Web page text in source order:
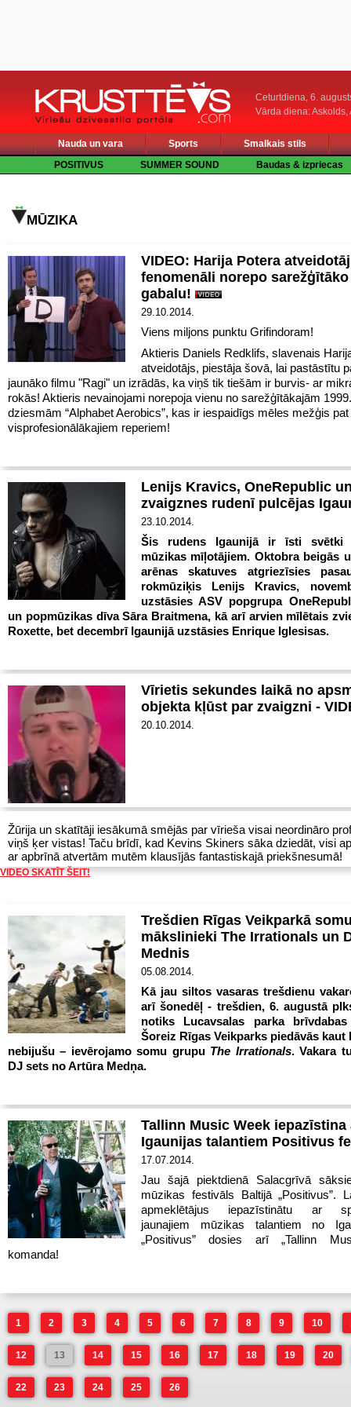
Ceturtdiena, 6.
Vārda diena: Askolds,
Nauda un vara Sports
Smalkais stils
POSITIVUS
SUMMER SOUND Baudas & izpriecas
MŪZIKA
VIDEO: Harija Potera
fenomenāli norepo
gabalu!
29.10.2014.
Viens miljons punktu Grifindoram!
Aktieris Daniels Redklifs, slavenais
atveidotājs, piestāja šovā, lai pastāstītu
jaunāko filmu "Ragi" un izrādās, ka viņš tik tiešām ir burvis- ar
rokās! Aktieris nevainojami norepoja vienu no sarežģītākajām
dziesmām “Alphabet Aerobics”, kas ir iespaidīgs mēles mežģis pat
visprofesionālākajiem reperiem!
Lenijs Kravics, OneRepublic
zvaigznes rudenī pulcējas
23.10.2014.
Šis rudens Igaunijā ir īsti svētki
mūzikas mīļotājiem. Oktobra beigās
arēnas skatuves atgriezīsies
rokmūziķis Lenijs Kravics,
uzstāsies ASV popgrupa
un popmūzikas dīva Sāra Braitmena, kā arī arvien mīlētais
Roxette, bet decembrī Igaunijā uzstāsies Enrique Iglesisas.
Vīrietis sekundes laikā no
objekta kļūst par zvaigzni -
20.10.2014.
Žūrija un skatītāji iesākumā smējās par vīrieša visai neordināro
viņš ķer vistas! Taču brīdī, kad Kevins Skiners sāka dziedāt, visi
ar apbrīnā atvertām mutēm klausījās fantastiskajā priekšnesumā!
VIDEO SKATĪT ŠEIT!
Trešdien Rīgas Veikparkā
mākslinieki The Irrationals un
Mednis
05.08.2014.
Kā jau siltos vasaras trešdienu
arī šonedēļ - trešdien, 6. augustā
notiks Lucavsalas parka
Šoreiz Rīgas Veikparks piedāvās kaut
nebijušu – ievērojamo somu grupu The Irrationals. Vakara
DJ sets no Artūra Medņa.
Tallinn Music Week iepazīstina
Igaunijas talantiem Positivus
17.07.2014.
Jau šajā piektdienā Salacgrīvā
mūzikas festivāls Baltijā „Positivus”.
apmeklētājus iepazīstinātu ar
jaunajiem mūzikas talantiem no
„Positivus” dosies arī „Tallinn
komanda!
1 2 3 4 5 6 7 8 9 10
12 13 14 15 16 17 18 19 20
22 23 24 25 26